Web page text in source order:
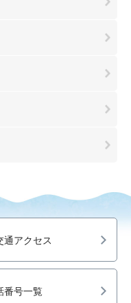
通アクセス
番号一覧